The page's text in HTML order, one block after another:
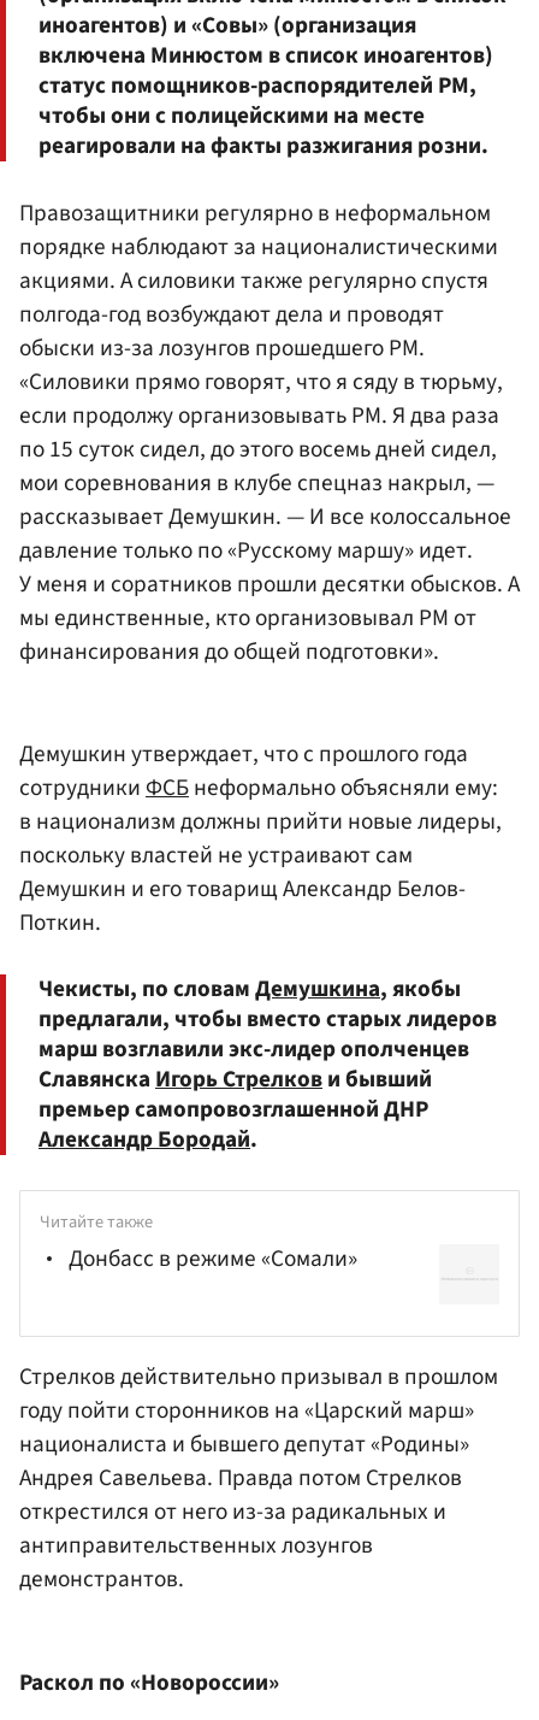
иноагентов) и «Совы» (организация
включена Минюстом в список иноагентов)
статус помощников-распорядителей РМ,
чтобы они с полицейскими на месте
реагировали на факты разжигания розни.
Правозащитники регулярно в неформальном
порядке наблюдают за националистическими
акциями. А силовики также регулярно спустя
полгода-год возбуждают дела и проводят
обыски из-за лозунгов прошедшего РМ.
«Силовики прямо говорят, что я сяду в тюрьму,
если продолжу организовывать РМ. Я два раза
по 15 суток сидел, до этого восемь дней сидел,
мои соревнования в клубе спецназ накрыл, —
рассказывает Демушкин. — И все колоссальное
давление только по «Русскому маршу» идет.
У меня и соратников прошли десятки обысков. А
мы единственные, кто организовывал РМ от
финансирования до общей подготовки».
Демушкин утверждает, что с прошлого года
сотрудникиФСБнеформально объясняли ему:
в национализм должны прийти новые лидеры,
поскольку властей не устраивают сам
Демушкин и его товарищ Александр Белов-
Поткин.
Чекисты, по словамДемушкина, якобы
предлагали, чтобы вместо старых лидеров
марш возглавили экс-лидер ополченцев
СлавянскаИгорь Стрелкови бывший
премьер самопровозглашенной ДНР
Александр Бородай.
Читайте также
Донбасс в режиме «Сомали»
Стрелков действительно призывал в прошлом
году пойти сторонников на «Царский марш»
националиста и бывшего депутат «Родины»
Андрея Савельева. Правда потом Стрелков
открестился от него из-за радикальных и
антиправительственных лозунгов
демонстрантов.
Раскол по «Новороссии»